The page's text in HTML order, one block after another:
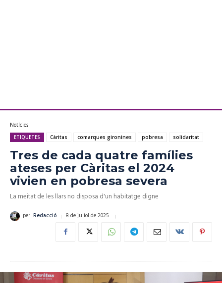
Notícies
ETIQUETES Càritas comarques gironines pobresa solidaritat
Tres de cada quatre famílies
ateses per Càritas el 2024
vivien en pobresa severa
La meitat de les llars no disposa d'un habitatge digne
per Redacció 8 de juliol de 2025